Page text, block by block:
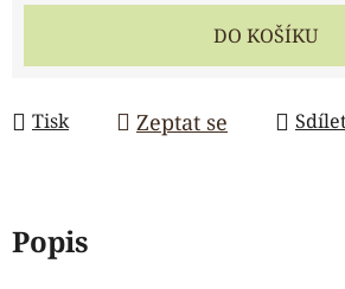
DO KOŠÍKU
Tisk Zeptat se
Popis